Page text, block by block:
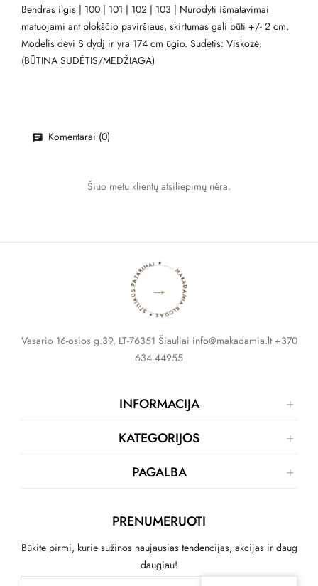
Bendras ilgis | 100 | 101 | 102 | 103 | Nurodyti išmatavimai
matuojami ant plokščio paviršiaus, skirtumas gali būti +/- 2 cm.
Modelis dėvi S dydį ir yra 174 cm ūgio. Sudėtis: Viskozė.
(BŪTINA SUDĖTIS/MEDŽIAGA)
Komentarai (0)
Šiuo metu klientų atsiliepimų nėra.
MAKADAMIA BLOGAS ✦ STILIAUS PATARIMAI ✦
→
Vasario 16-osios g.39, LT-76351 Šiauliai info@makadamia.lt +370
634 44955
INFORMACIJA
KATEGORIJOS
PAGALBA
PRENUMERUOTI
Būkite pirmi, kurie sužinos naujausias tendencijas, akcijas ir daug
daugiau!